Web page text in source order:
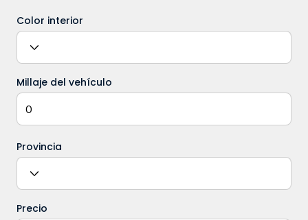
Color interior
Millaje del vehículo
Provincia
Precio